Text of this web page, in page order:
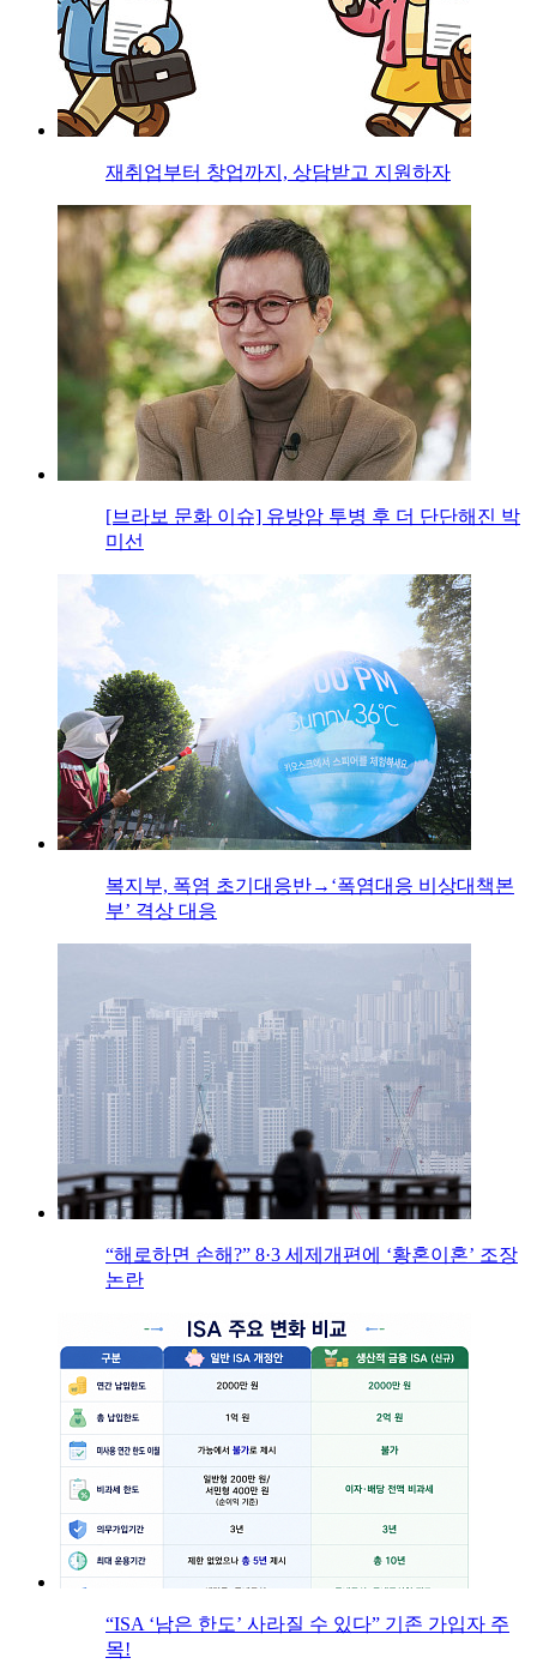
재취업부터 창업까지, 상담받고 지원하자
[브라보 문화 이슈] 유방암 투병 후 더 단단해진 박
미선
복지부, 폭염 초기대응반→‘폭염대응 비상대책본
부’ 격상 대응
“해로하면 손해?” 8·3 세제개편에 ‘황혼이혼’ 조장
논란
“ISA ‘남은 한도’ 사라질 수 있다” 기존 가입자 주
목!